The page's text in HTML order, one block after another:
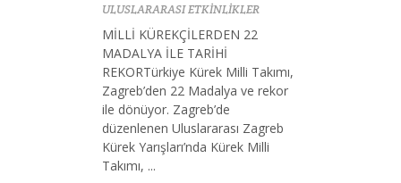
ULUSLARARASI ETKİNLİKLER
MİLLİ KÜREKÇİLERDEN 22
MADALYA İLE TARİHİ
REKORTürkiye Kürek Milli Takımı,
Zagreb’den 22 Madalya ve rekor
ile dönüyor. Zagreb’de
düzenlenen Uluslararası Zagreb
Kürek Yarışları’nda Kürek Milli
Takımı, ...